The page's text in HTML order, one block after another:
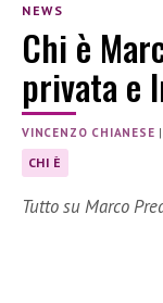
NEWS
Chi è
privata e
VINCENZO CHIANESE
CHI È
Tutto su Marco